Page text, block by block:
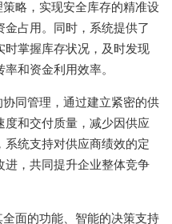
略，实现安全库存的精准设
占用。同时，系统提供了
时掌握库存状况，及时发现
和资金利用效率。
同管理，通过建立紧密的供
度和交付质量，减少因供应
统支持对供应商绩效的定
进，共同提升企业整体竞争
面的功能、智能的决策支持